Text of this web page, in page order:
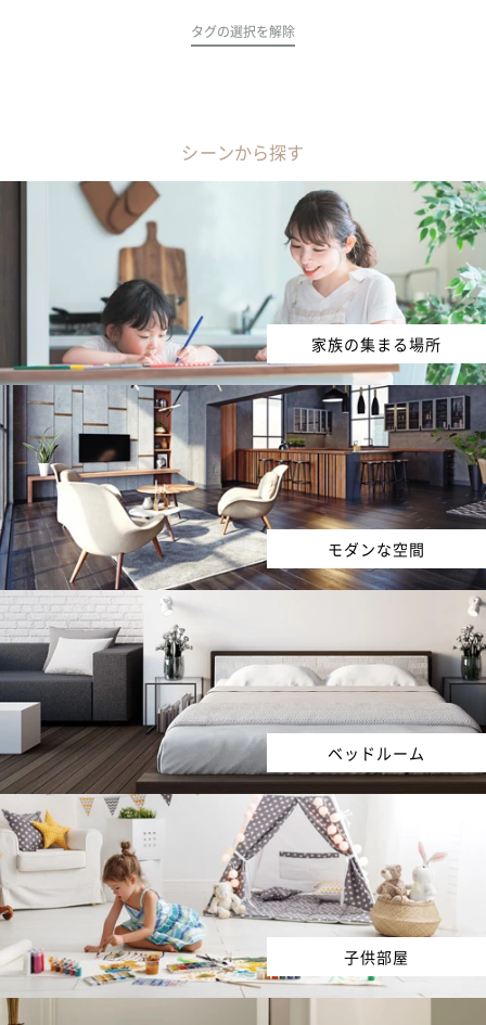
タグの選択を解除
シーンから探す
家族の集まる場所
モダンな空間
ベッドルーム
子供部屋